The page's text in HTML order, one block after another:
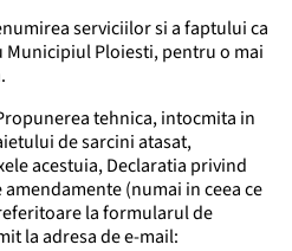
serviciilor si a faptului ca
Ploiesti, pentru o mai
tehnica, intocmita in
de sarcini atasat,
acestuia, Declaratia privind
(numai in ceea ce
la formularul de
la adresa de e-mail: